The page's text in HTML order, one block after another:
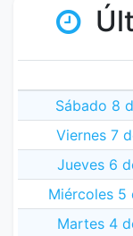
Sábado 8
Viernes 7
Jueves 6
Miércoles 5
Martes 4